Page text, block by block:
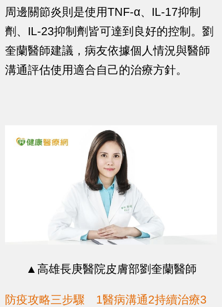
周邊關節炎則是使用TNF-α、IL-17抑制
劑、IL-23抑制劑皆可達到良好的控制。劉
奎蘭醫師建議，病友依據個人情況與醫師
溝通評估使用適合自己的治療方針。
▲高雄長庚醫院皮膚部劉奎蘭醫師
防疫攻略三步驟 1醫病溝通2持續治療3